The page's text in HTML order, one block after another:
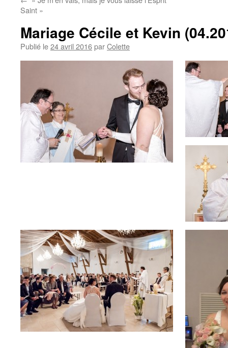
Saint »
Mariage Cécile et Kevin
Publié le24 avril 2016parColette